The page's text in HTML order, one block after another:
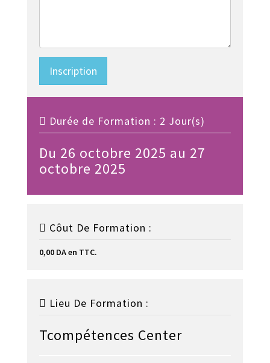
Inscription
Durée de Formation : 2 Jour(s)
Du 26 octobre 2025 au 27
octobre 2025
Côut De Formation :
0,00 DA en TTC.
Lieu De Formation :
Tcompétences Center